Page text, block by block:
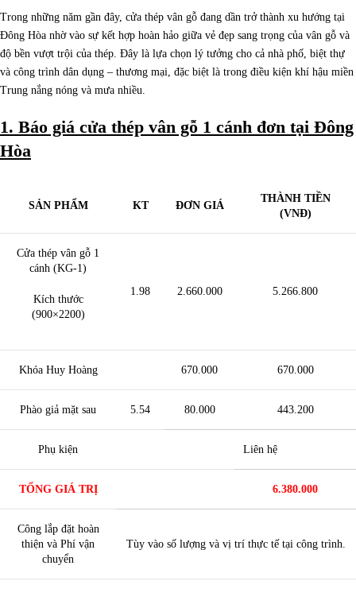
Trong những năm gần đây, cửa thép vân gỗ đang dần trở thành xu hướng tại
Đông Hòa nhờ vào sự kết hợp hoàn hảo giữa vẻ đẹp sang trọng của vân gỗ và
độ bền vượt trội của thép. Đây là lựa chọn lý tưởng cho cả nhà phố, biệt thự
và công trình dân dụng – thương mại, đặc biệt là trong điều kiện khí hậu miền
Trung nắng nóng và mưa nhiều.
1. Báo giá cửa thép vân gỗ 1 cánh đơn tại Đông
Hòa
SẢN PHẨM KT ĐƠN GIÁ
THÀNH TIỀN
(VNĐ)
Cửa thép vân gỗ 1
cánh (KG-1)
Kích thước
(900×2200)
1.98 2.660.000 5.266.800
Khóa Huy Hoàng 670.000 670.000
Phào giả mặt sau 5.54 80.000 443.200
Phụ kiện Liên hệ
TỔNG GIÁ TRỊ 6.380.000
Công lắp đặt hoàn
thiện và Phí vận
chuyển
Tùy vào số lượng và vị trí thực tế tại công trình.